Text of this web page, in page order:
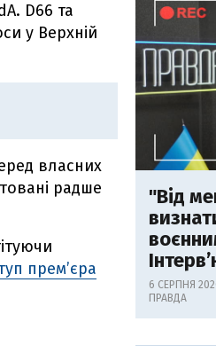
D66 та
у Верхній
власних
радше
прем’єра
"Від
6 СЕРПНЯ
ПРАВДА